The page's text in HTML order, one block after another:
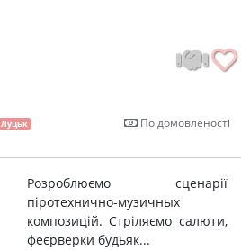
Луцьк По домовленості
Розроблюємо сценарії
піротехнично-музичных
композицій. Стріляємо салюти,
феєрверки будьяк...